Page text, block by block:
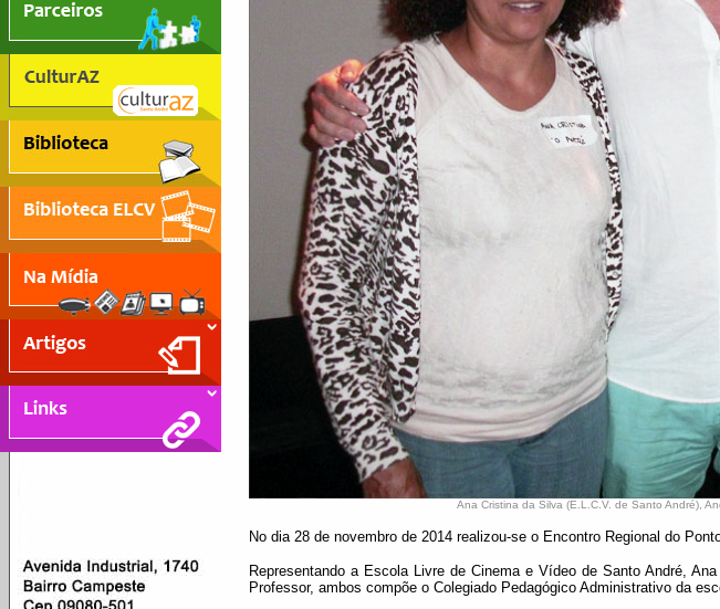
Ana Cristina da Silva (E.L.C.V. de Santo André),
No dia 28 de novembro de 2014 realizou-se o Encontro Regional do
Representando a Escola Livre de Cinema e Vídeo de Santo André,
Professor, ambos compõe o Colegiado Pedagógico Administrativo da